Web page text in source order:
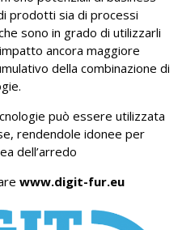
prodotti sia di processi
sono in grado di utilizzarli
ancora maggiore
della combinazione di
può essere utilizzata
rendendole idonee per
dell’arredo
www.digit-fur.eu